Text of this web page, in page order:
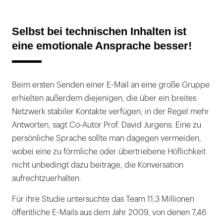
Selbst bei technischen Inhalten ist
eine emotionale Ansprache besser!
Beim ersten Senden einer E-Mail an eine große Gruppe
erhielten außerdem diejenigen, die über ein breites
Netzwerk stabiler Kontakte verfügen, in der Regel mehr
Antworten, sagt Co-Autor Prof. David Jurgens. Eine zu
persönliche Sprache sollte man dagegen vermeiden,
wobei eine zu förmliche oder übertriebene Höflichkeit
nicht unbedingt dazu beitrage, die Konversation
aufrechtzuerhalten.
Für ihre Studie untersuchte das Team 11,3 Millionen
öffentliche E-Mails aus dem Jahr 2009, von denen 7,46